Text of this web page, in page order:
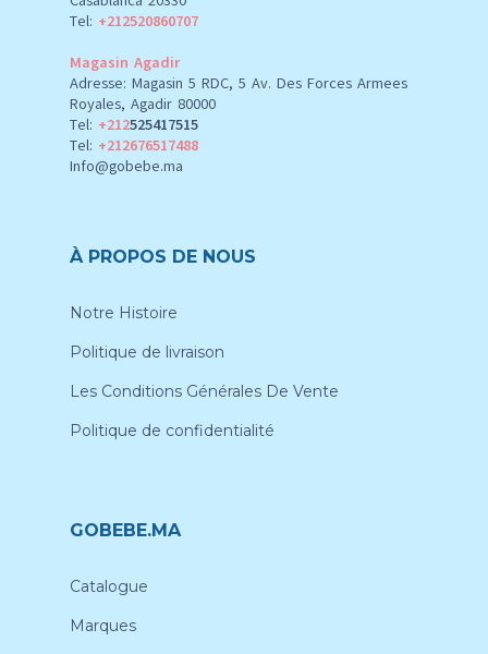
Tel: +212520860707
Magasin Agadir
Adresse: Magasin 5 RDC, 5 Av. Des Forces Armees
Royales, Agadir 80000
Tel: +212525417515
Tel: +212676517488
Info@gobebe.ma
À PROPOS DE NOUS
Notre Histoire
Politique de livraison
Les Conditions Générales De Vente
Politique de confidentialité
GOBEBE.MA
Catalogue
Marques